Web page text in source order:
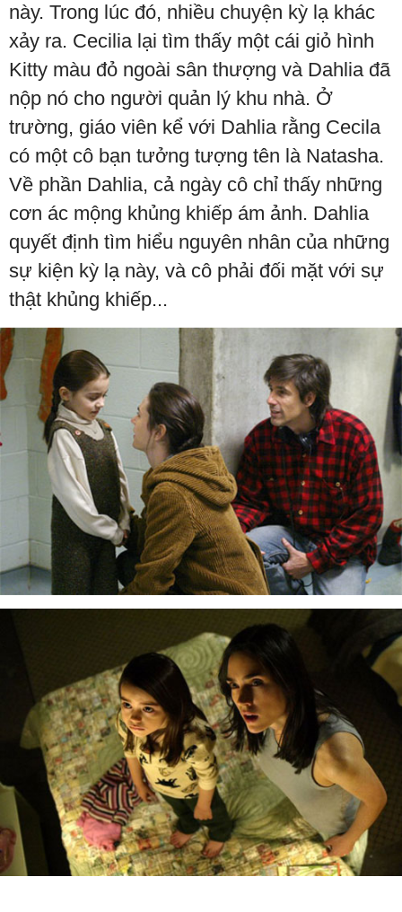
này. Trong lúc đó, nhiều chuyện kỳ lạ khác
xảy ra. Cecilia lại tìm thấy một cái giỏ hình
Kitty màu đỏ ngoài sân thượng và Dahlia đã
nộp nó cho người quản lý khu nhà. Ở
trường, giáo viên kể với Dahlia rằng Cecila
có một cô bạn tưởng tượng tên là Natasha.
Về phần Dahlia, cả ngày cô chỉ thấy những
cơn ác mộng khủng khiếp ám ảnh. Dahlia
quyết định tìm hiểu nguyên nhân của những
sự kiện kỳ lạ này, và cô phải đối mặt với sự
thật khủng khiếp...